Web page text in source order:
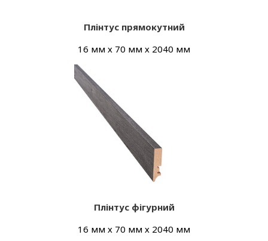
Плінтус прямокутний
16 мм х 70 мм х 2040 мм
Плінтус фігурний
16 мм х 70 мм х 2040 мм